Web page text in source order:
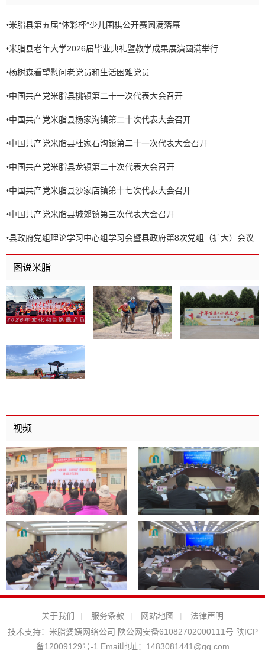
•米脂县第五届“体彩杯”少儿围棋公开赛圆满落幕
•米脂县老年大学2026届毕业典礼暨教学成果展演圆满举行
•杨树森看望慰问老党员和生活困难党员
•中国共产党米脂县桃镇第二十一次代表大会召开
•中国共产党米脂县杨家沟镇第二十次代表大会召开
•中国共产党米脂县杜家石沟镇第二十一次代表大会召开
•中国共产党米脂县龙镇第二十次代表大会召开
•中国共产党米脂县沙家店镇第十七次代表大会召开
•中国共产党米脂县城郊镇第三次代表大会召开
•县政府党组理论学习中心组学习会暨县政府第8次党组（扩大）会议
召开
图说米脂
视频
关于我们 | 服务条款 | 网站地图 |
法律声明
技术支持： 米脂婆姨网络公司 陕公网安备61082702000111号 陕ICP
备12009129号-1 Email地址： 1483081441@qq.com